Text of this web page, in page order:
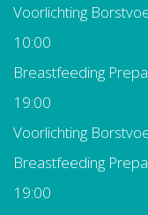
Voorlichting
10:00
Breastfeeding
19:00
Voorlichting
Breastfeeding
19:00